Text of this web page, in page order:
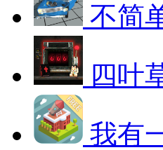
不简
四叶
我有